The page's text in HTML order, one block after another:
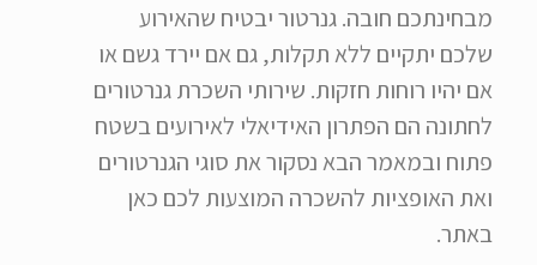
מבחינתכם חובה. גנרטור יבטיח שהאירוע
שלכם יתקיים ללא תקלות, גם אם יירד גשם או
אם יהיו רוחות חזקות. שירותי השכרת גנרטורים
לחתונה הם הפתרון האידיאלי לאירועים בשטח
פתוח ובמאמר הבא נסקור את סוגי הגנרטורים
ואת האופציות להשכרה המוצעות לכם כאן
באתר.